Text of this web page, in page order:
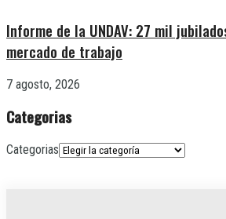
Informe de la UNDAV: 27 mil
mercado de trabajo
7 agosto, 2026
Categorias
Categorias